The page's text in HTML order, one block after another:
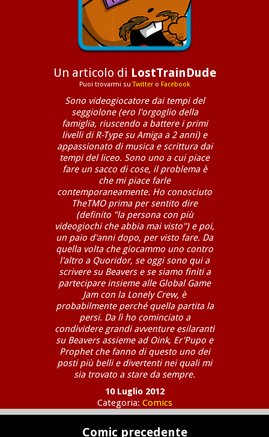
Un articolo di LostTrainDude
Puoi trovarmi suTwittero Facebook
Sono videogiocatore dai tempi del
seggiolone (ero l'orgoglio della
famiglia, riuscendo a battere i primi
livelli di R-Type su Amiga a 2 anni) e
appassionato di musica e scrittura dai
tempi del liceo. Sono uno a cui piace
fare un sacco di cose, il problema è
che mi piace farle
contemporaneamente. Ho conosciuto
TheTMO prima per sentito dire
(definito "la persona con più
videogiochi che abbia mai visto") e poi,
un paio d'anni dopo, per visto fare. Da
quella volta che giocammo uno contro
l'altro a Quoridor, se oggi sono qui a
scrivere su Beavers e se siamo finiti a
partecipare insieme alle Global Game
Jam con la Lonely Crew, è
probabilmente perché quella partita la
persi. Da lì ho cominciato a
condividere grandi avventure esilaranti
su Beavers assieme ad Oink, Er'Pupo e
Prophet che fanno di questo uno dei
posti più belli e divertenti nei quali mi
sia trovato a stare da sempre.
10 Luglio 2012
Categoria: Comics
Comic precedente